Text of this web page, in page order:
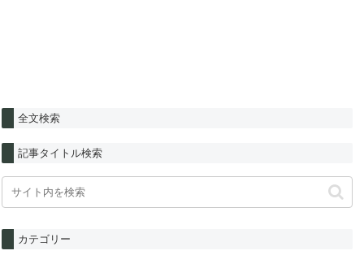
全文検索
記事タイトル検索
カテゴリー